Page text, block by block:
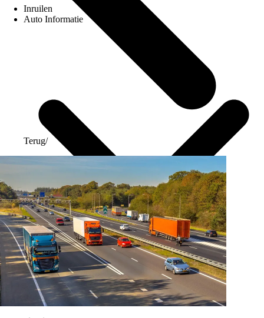
Inruilen
Auto Informatie
Auto Diensten
Terug/